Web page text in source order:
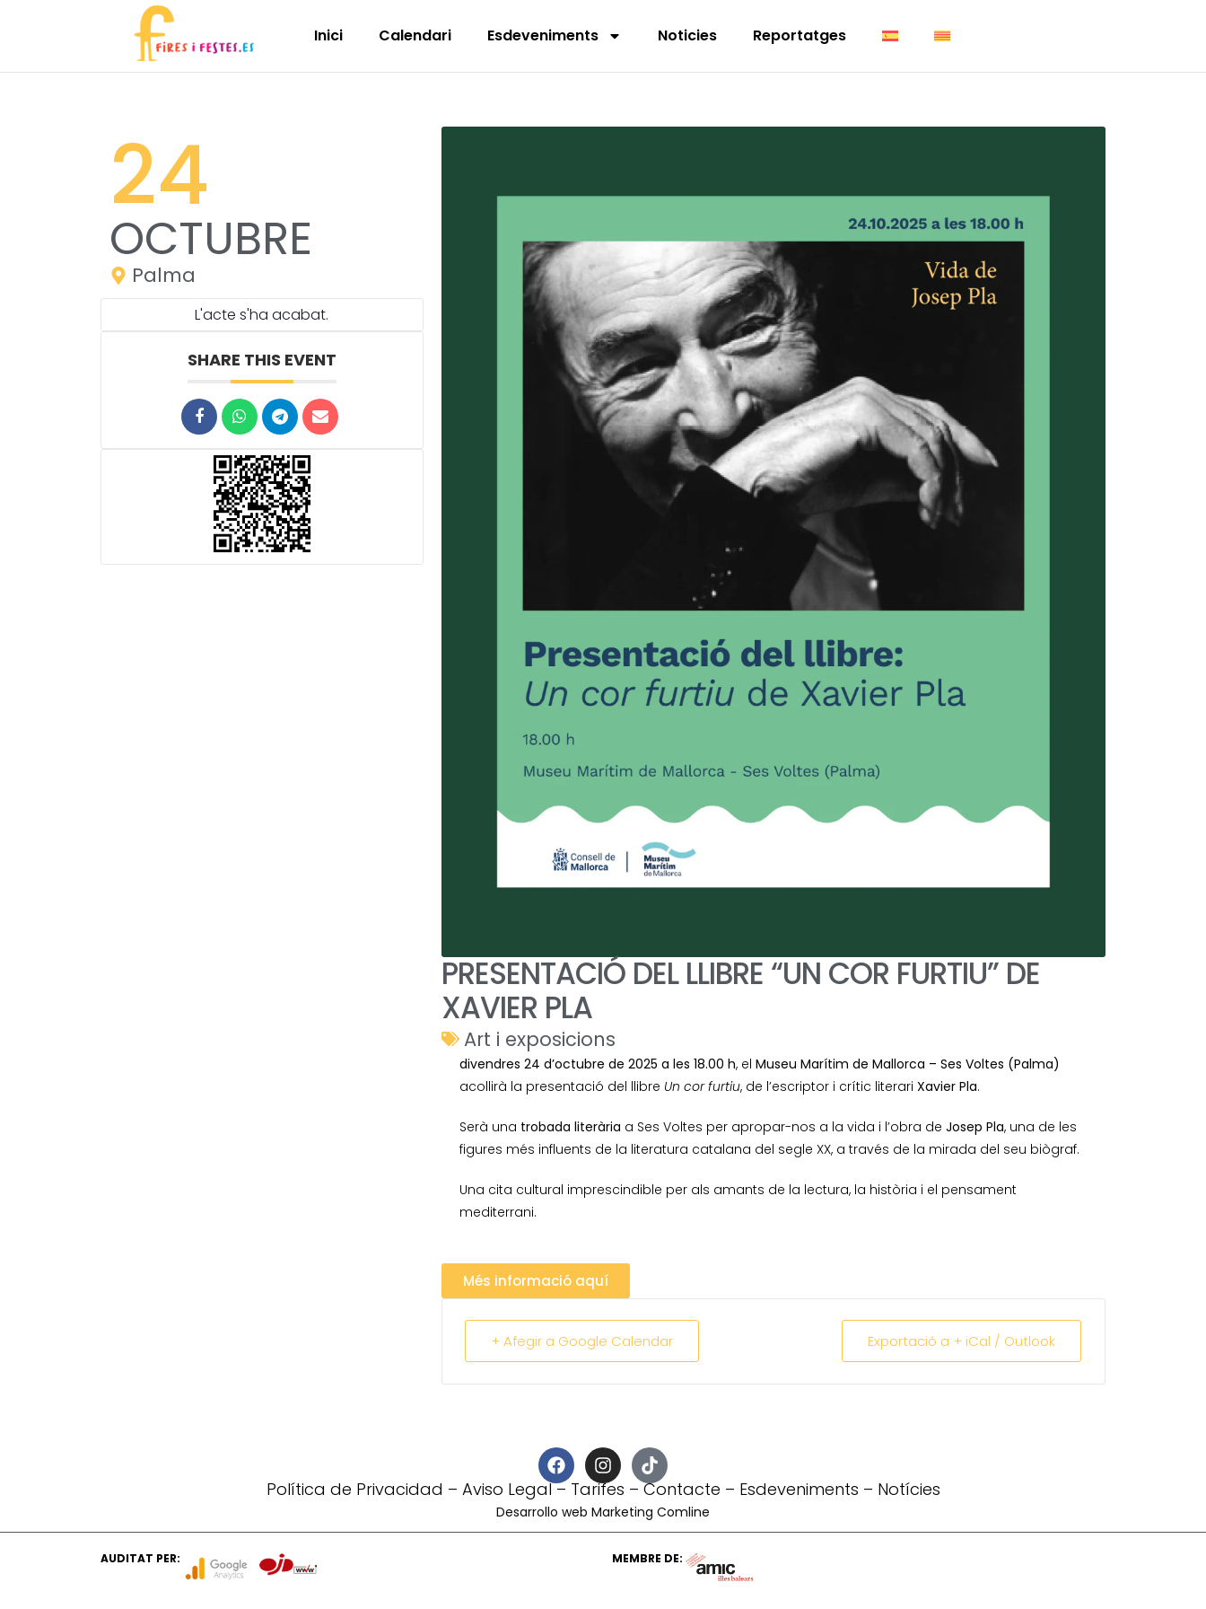
Inici Calendari Esdeveniments Noticies Reportatges
24
OCTUBRE
Palma
L'acte s'ha acabat.
SHARE THIS EVENT
PRESENTACIÓ DEL LLIBRE “UN COR FURTIU” DE
XAVIER PLA
Art i exposicions
divendres 24 d’octubre de 2025 a les 18.00 h, el Museu Marítim de Mallorca – Ses Voltes (Palma)
acollirà la presentació del llibre Un cor furtiu, de l’escriptor i crític literari Xavier Pla.
Serà una trobada literària a Ses Voltes per apropar-nos a la vida i l’obra de Josep Pla, una de les
figures més influents de la literatura catalana del segle XX, a través de la mirada del seu biògraf.
Una cita cultural imprescindible per als amants de la lectura, la història i el pensament
mediterrani.
Més informació aquí
+ Afegir a Google Calendar Exportació a + iCal / Outlook
Política de Privacidad – Aviso Legal– Tarifes –Contacte – Esdeveniments – Notícies
Desarrollo web Marketing Comline
AUDITAT PER: MEMBRE DE: